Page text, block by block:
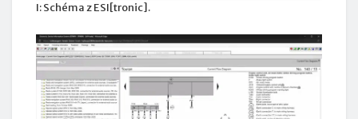
I: Schéma z ESI[tronic].